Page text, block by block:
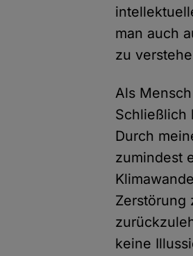
man auch
zu
Als
Schließlich
Durch
zumindest
Zerstörung
keine